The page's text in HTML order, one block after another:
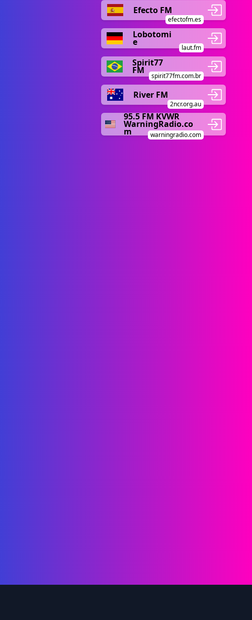
Efecto FM
efectofm.es
Lobotomi
e
laut.fm
Spirit77
FM
spirit77fm.com.br
River FM
2ncr.org.au
95.5 FM KVWR
WarningRadio.co
m warningradio.com